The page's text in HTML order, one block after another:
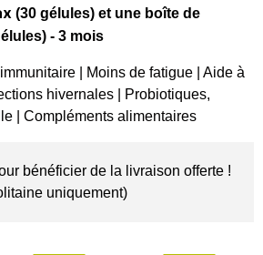
(30 gélules) et une boîte de
- 3 mois
| Moins de fatigue | Aide à
hivernales | Probiotiques,
| Compléments alimentaires
bénéficier de la livraison offerte !
uniquement)